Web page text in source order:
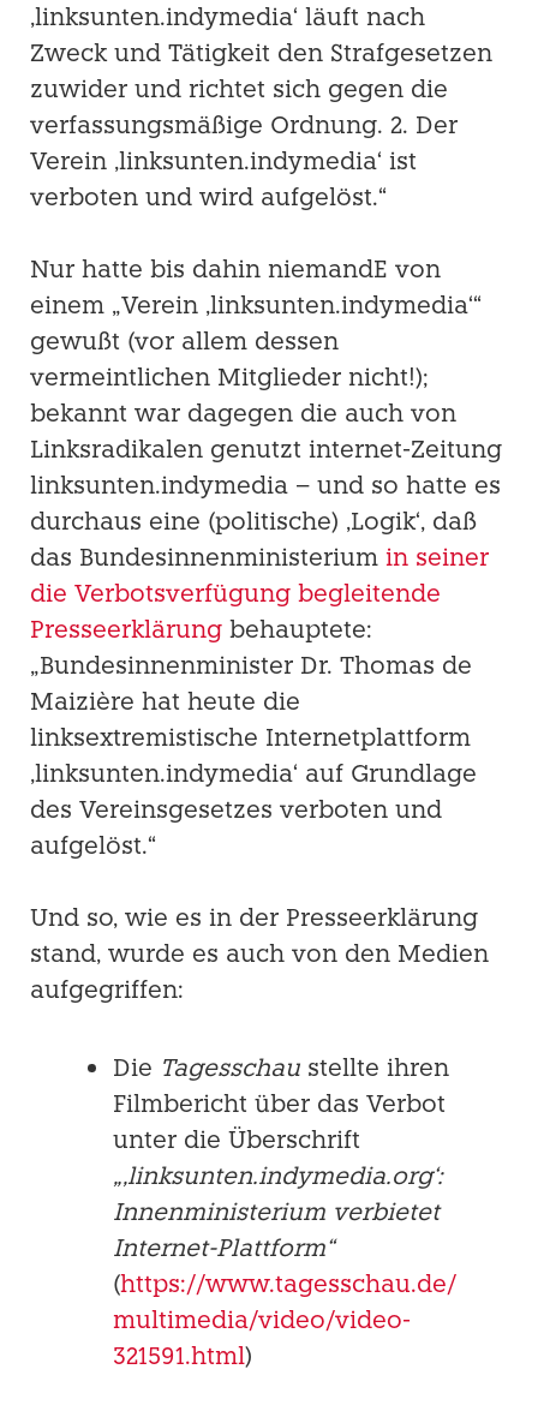
‚linksunten.indymedia‘ läuft nach
Zweck und Tätigkeit den Strafgesetzen
zuwider und richtet sich gegen die
verfassungsmäßige Ord­nung. 2. Der
Verein ‚linksunten.indymedia‘ ist
verboten und wird aufgelöst.“
Nur hatte bis dahin niemandE von
einem „Verein ‚linksunten.indymedia‘“
gewußt (vor al­lem dessen
vermeintlichen Mitglieder nicht!);
bekannt war dagegen die auch von
Linksra­dikalen genutzt internet-Zeitung
linksunten.indymedia – und so hatte es
durchaus eine (politische) ‚Logik‘, daß
das Bundesinnenministerium in seiner
die Verbotsverfügung be­gleitende
Presseerklärung behauptete:
„Bundesinnenminister Dr. Thomas de
Maizière hat heute die
linksextremistische Internetplattform
‚linksunten.indymedia‘ auf Grundlage
des Vereinsgesetzes verboten und
aufgelöst.“
Und so, wie es in der Presseerklärung
stand, wurde es auch von den Medien
aufgegrif­fen:
Die Tagesschaustellte ihren
Filmbericht über das Verbot
unter die Überschrift
„‚linksunten.indymedia.org‘:
Innenministerium verbietet
Internet-Plattform“
(https://www.tagesschau.de/
multimedia/video/video-
321591.html)